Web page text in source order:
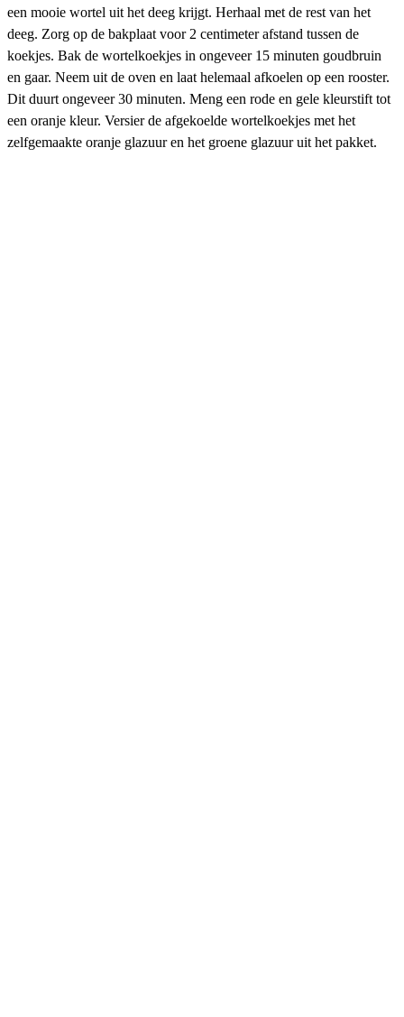
een mooie wortel uit het deeg krijgt. Herhaal met de rest van het
deeg. Zorg op de bakplaat voor 2 centimeter afstand tussen de
koekjes. Bak de wortelkoekjes in ongeveer 15 minuten goudbruin
en gaar. Neem uit de oven en laat helemaal afkoelen op een rooster.
Dit duurt ongeveer 30 minuten. Meng een rode en gele kleurstift tot
een oranje kleur. Versier de afgekoelde wortelkoekjes met het
zelfgemaakte oranje glazuur en het groene glazuur uit het pakket.